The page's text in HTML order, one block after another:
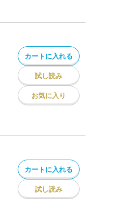
カートに入れる
試し読み
お気に入り
カートに入れる
試し読み